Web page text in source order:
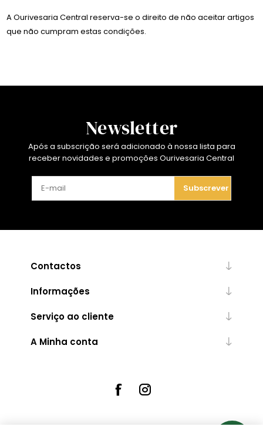
A Ourivesaria Central reserva-se o direito de não aceitar artigos
que não cumpram estas condições.
Newsletter
Após a subscrição será adicionado à nossa lista para
receber novidades e promoções Ourivesaria Central
Subscrever
Contactos
Informações
Serviço ao cliente
A Minha conta